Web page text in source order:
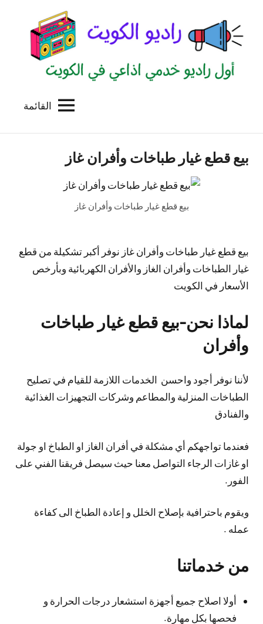
المحتوى
الكويت
للاعلانات
الخدمية
القائمة
بيع قطع غيار طباخات وأفران غاز
بيع قطع غيار طباخات وأفران غاز
بيع قطع غيار طباخات وأفران غاز نوفر أكبر تشكيلة من قطع
غيار الطباخات وأفران الغاز والأفران الكهربائية وبأرخص
الأسعار في الكويت
لماذا نحن-بيع قطع غيار طباخات
وأفران
لأننا نوفر أجود واحسن الخدمات اللازمة للقيام في تصليح
الطباخات المنزلية والمطاعم وشركات التجهيزات الغذائية
والفنادق
فعندما تواجهكم أي مشكلة في أفران الغاز او الطباخ او جولة
او غازات الرجاء التواصل معنا حيث سيصل فريقنا الفني على
الفور.
ويقوم باحترافية بإصلاح الخلل و إعادة الطباخ الى كفاءة
عمله .
من خدماتنا
أولا اصلاح جميع أجهزة استشعار درجات الحرارة و
فحصها بكل مهارة.